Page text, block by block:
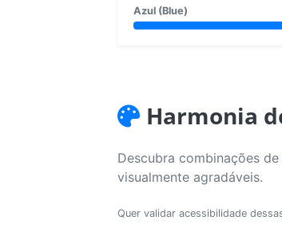
Azul (Blue)
Harmonia
Descubra combinações
visualmente agradáveis.
Quer validar acessibilidade